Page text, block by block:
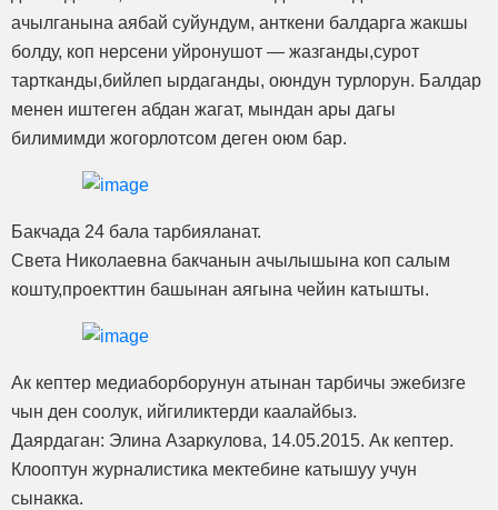
ачылганына аябай суйундум, анткени балдарга жакшы
болду, коп нерсени уйронушот — жазганды,сурот
тартканды,бийлеп ырдаганды, оюндун турлорун. Балдар
менен иштеген абдан жагат, мындан ары дагы
билимимди жогорлотсом деген оюм бар.
Бакчада 24 бала тарбияланат.
Света Николаевна бакчанын ачылышына коп салым
кошту,проекттин башынан аягына чейин катышты.
Ак кептер медиаборборунун атынан тарбичы эжебизге
чын ден соолук, ийгиликтерди каалайбыз.
Даярдаган: Элина Азаркулова, 14.05.2015. Ак кептер.
Клооптун журналистика мектебине катышуу учун
сынакка.